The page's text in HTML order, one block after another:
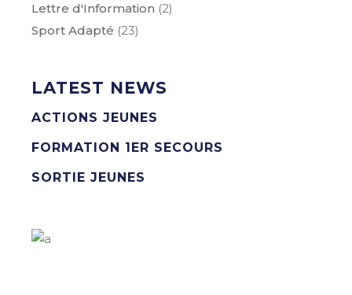
Lettre d'Information (2)
Sport Adapté (23)
LATEST NEWS
ACTIONS JEUNES
FORMATION 1ER SECOURS
SORTIE JEUNES